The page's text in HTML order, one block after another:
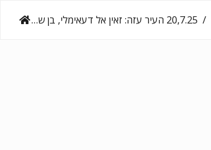
‎20,7.25‏ העיר עזה: זאין אל דעאימלי, בן שנה